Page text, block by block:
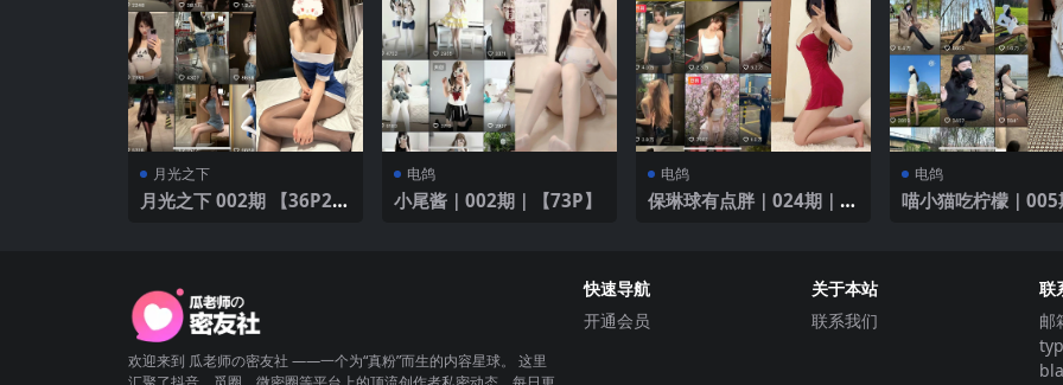
月光之下
月光之下 002期 【36P2
电鸽
小尾酱｜002期｜【73P】
电鸽
保琳球有点胖｜024期｜
电鸽
喵小猫吃柠檬｜005
欢迎来到 瓜老师の密友社 ——一个为“真粉”而生的内容星球。 这里
快速导航
开通会员
关于本站
联系我们
联
邮